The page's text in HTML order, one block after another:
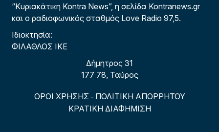
“Κυριακάτικη Kontra News”, η σελίδα Kontranews.gr
και ο ραδιοφωνικός σταθμός Love Radio 97,5.
Ιδιοκτησία:
ΦΙΛΑΘΛΟΣ ΙΚΕ
Δήμητρος 31
177 78, Ταύρος
ΟΡΟΙ ΧΡΗΣΗΣ - ΠΟΛΙΤΙΚΗ ΑΠΟΡΡΗΤΟΥ
ΚΡΑΤΙΚΗ ΔΙΑΦΗΜΙΣΗ